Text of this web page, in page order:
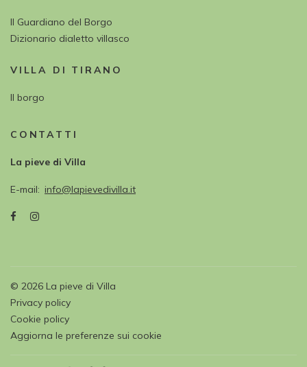
Il Guardiano del Borgo
Dizionario dialetto villasco
VILLA DI TIRANO
Il borgo
CONTATTI
La pieve di Villa
E-mail info@lapievedivilla.it
© 2026 La pieve di Villa
Privacy policy
Cookie policy
Aggiorna le preferenze sui cookie